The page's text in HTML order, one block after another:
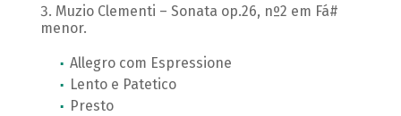
Muzio Clementi – Sonata op.26, nº2 em Fá#
menor.
Allegro com Espressione
Lento e Patetico
Presto